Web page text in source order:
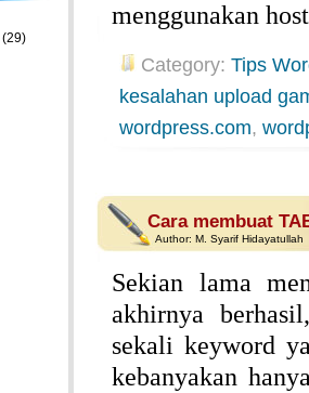
(29)
menggunakan
Category: Tips
kesalahan upload
wordpress.com,
Cara membuat
Author: M. Syarif Hidayatullah
Sekian lama
akhirnya
sekali keyword
kebanyakan